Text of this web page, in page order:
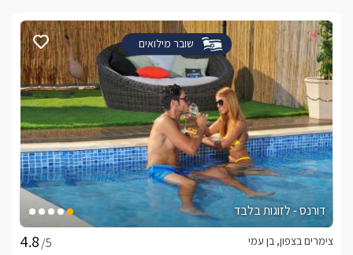
שובר מילואים
דורנס - לזוגות בלבד
/5
צימרים בצפון, בן עמי